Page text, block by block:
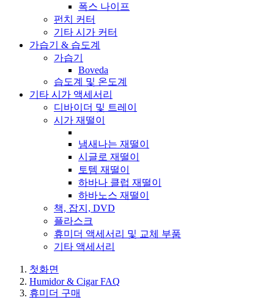
폭스 나이프
펀치 커터
기타 시가 커터
가습기 & 습도계
가습기
Boveda
습도계 및 온도계
기타 시가 액세서리
디바이더 및 트레이
시가 재떨이
냄새나는 재떨이
시글로 재떨이
토템 재떨이
하바나 클럽 재떨이
하바노스 재떨이
책, 잡지, DVD
플라스크
휴미더 액세서리 및 교체 부품
기타 액세서리
첫화면
Humidor & Cigar FAQ
휴미더 구매